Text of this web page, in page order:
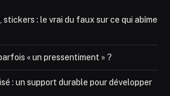
stickers : le vrai du faux sur ce qui abîme
« un pressentiment » ?
: un support durable pour développer